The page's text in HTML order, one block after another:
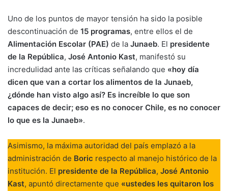
Uno de los puntos de mayor tensión ha sido la posible
descontinuación de 15 programas, entre ellos el de
Alimentación Escolar (PAE) de la Junaeb. El presidente
de la República, José Antonio Kast, manifestó su
incredulidad ante las críticas señalando que «hoy día
dicen que van a cortar los alimentos de la Junaeb,
¿dónde han visto algo así? Es increíble lo que son
capaces de decir; eso es no conocer Chile, es no conocer
lo que es la Junaeb».
Asimismo, la máxima autoridad del país emplazó a la
administración de Boric respecto al manejo histórico de la
institución. El presidente de la República, José Antonio
Kast, apuntó directamente que «ustedes les quitaron los